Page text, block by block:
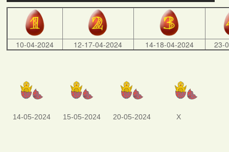
10-04-2024 12-17-04-2024 14-18-04-2024 23-
14-05-2024 15-05-2024 20-05-2024 X